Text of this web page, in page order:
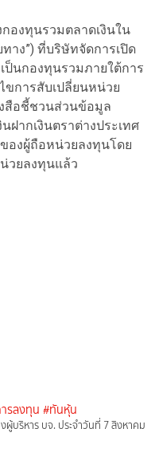
องทุนรวมตลาดเงินใน
าง”) ที่บริษัทจัดการเปิด
ป็นกองทุนรวมภายใต้การ
ขการสับเปลี่ยนหน่วย
สือชี้ชวนส่วนข้อมูล
ฝากเงินตราต่างประเทศ
ของผู้ถือหน่วยลงทุนโดย
วยลงทุนแล้ว
รลงทุน #ทันหุ้น
ผู้บริหาร บจ. ประจำวันที่ 7 สิงหาคม